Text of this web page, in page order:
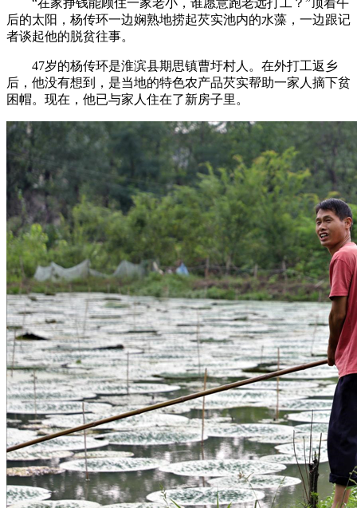
“在家挣钱能顾住一家老小，谁愿意跑老远打工？”顶着午
后的太阳，杨传环一边娴熟地捞起芡实池内的水藻，一边跟记
者谈起他的脱贫往事。
47岁的杨传环是淮滨县期思镇曹圩村人。在外打工返乡
后，他没有想到，是当地的特色农产品芡实帮助一家人摘下贫
困帽。现在，他已与家人住在了新房子里。